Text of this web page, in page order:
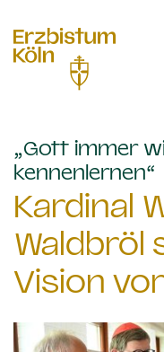
„Gott immer
kennenlernen“
Kardinal
Waldbröl
Vision vor